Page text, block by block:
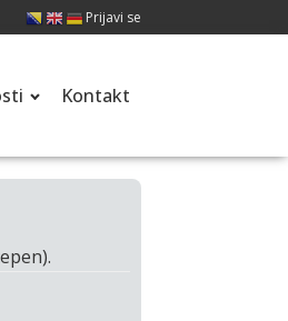
Prijavi se
Kontakt